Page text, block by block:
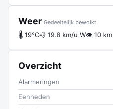
Weer Gedeeltelijk bewolkt
🌡 19°C💨 19.8 km/u W👁 10 km
Overzicht
Alarmeringen
Eenheden